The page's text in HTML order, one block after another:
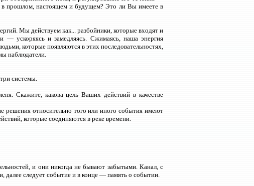
прошлом, настоящем и будущем? Это ли Вы имеете в
Мы действуем как... разбойники, которые входят и
— ускоряясь и замедляясь. Сжимаясь, наша энергия
которые появляются в этих последовательностях,
наблюдатели.
системы.
Скажите, какова цель Ваших действий в качестве
относительно того или иного события имеют
которые соединяются в реке времени.
и они никогда не бывают забытыми. Канал, с
далее следует событие и в конце — память о событии.